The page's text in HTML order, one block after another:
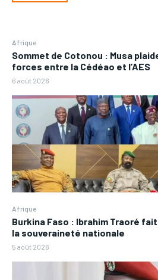
Afrique
Sommet de Cotonou : Musa
forces entre la Cédéao et l’AES
6 août 2026
Afrique
Burkina Faso : Ibrahim Traoré fait
la souveraineté nationale
5 août 2026